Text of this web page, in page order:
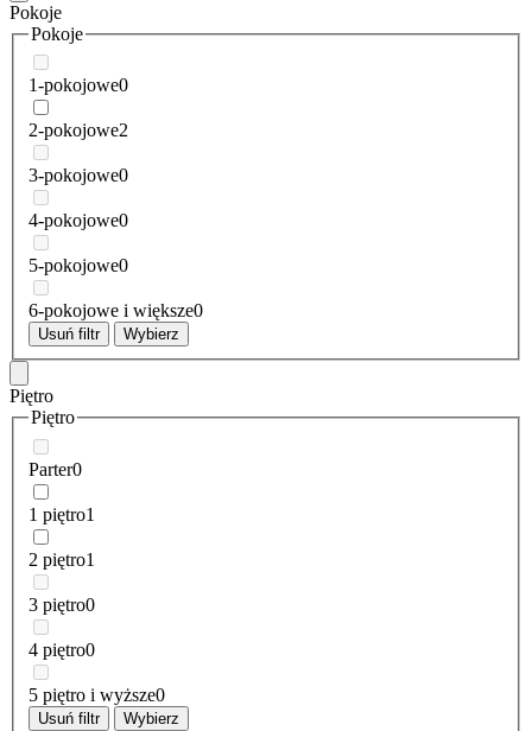
Pokoje
Pokoje
1-pokojowe0
2-pokojowe2
3-pokojowe0
4-pokojowe0
5-pokojowe0
6-pokojowe i większe0
Usuń filtr Wybierz
Piętro
Piętro
Parter0
1 piętro1
2 piętro1
3 piętro0
4 piętro0
5 piętro i wyższe0
Usuń filtr Wybierz